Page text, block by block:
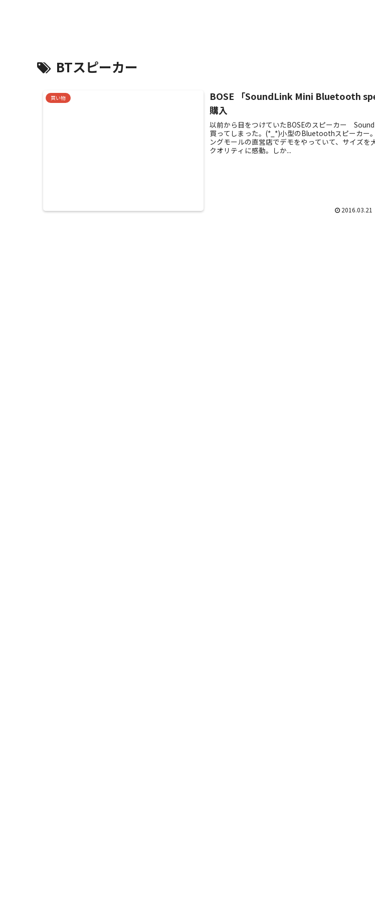
BTスピーカー
買い物
BOSE 「SoundLink Mini Bluetooth
購入
以前から目をつけていたBOSEのスピーカー
買ってしまった。(*_*)小型のBluetoothスピーカー
ングモールの直営店でデモをやっていて、サイズを
クオリティに感動。しか...
2016.03.21